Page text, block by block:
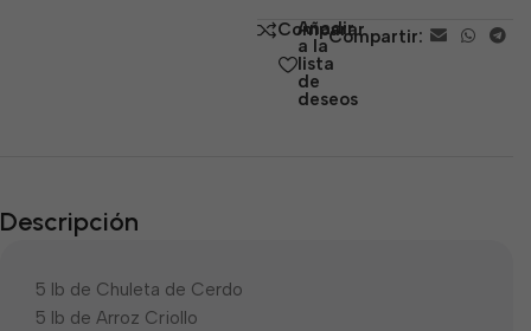
5
Comparar
Añadir
a la
lista
de
deseos
Compartir:
Descripción
5 lb de Chuleta de Cerdo
5 lb de Arroz Criollo